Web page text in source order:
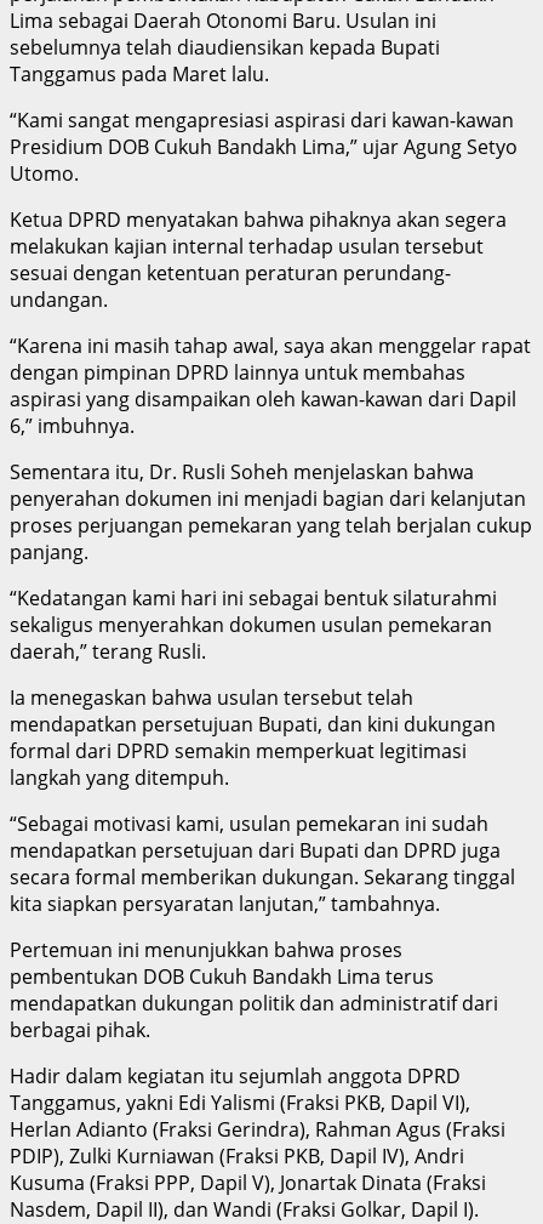
Lima sebagai Daerah Otonomi Baru. Usulan ini
sebelumnya telah diaudiensikan kepada Bupati
Tanggamus pada Maret lalu.
“Kami sangat mengapresiasi aspirasi dari kawan-kawan
Presidium DOB Cukuh Bandakh Lima,” ujar Agung Setyo
Utomo.
Ketua DPRD menyatakan bahwa pihaknya akan segera
melakukan kajian internal terhadap usulan tersebut
sesuai dengan ketentuan peraturan perundang-
undangan.
“Karena ini masih tahap awal, saya akan menggelar rapat
dengan pimpinan DPRD lainnya untuk membahas
aspirasi yang disampaikan oleh kawan-kawan dari Dapil
6,” imbuhnya.
Sementara itu, Dr. Rusli Soheh menjelaskan bahwa
penyerahan dokumen ini menjadi bagian dari kelanjutan
proses perjuangan pemekaran yang telah berjalan cukup
panjang.
“Kedatangan kami hari ini sebagai bentuk silaturahmi
sekaligus menyerahkan dokumen usulan pemekaran
daerah,” terang Rusli.
Ia menegaskan bahwa usulan tersebut telah
mendapatkan persetujuan Bupati, dan kini dukungan
formal dari DPRD semakin memperkuat legitimasi
langkah yang ditempuh.
“Sebagai motivasi kami, usulan pemekaran ini sudah
mendapatkan persetujuan dari Bupati dan DPRD juga
secara formal memberikan dukungan. Sekarang tinggal
kita siapkan persyaratan lanjutan,” tambahnya.
Pertemuan ini menunjukkan bahwa proses
pembentukan DOB Cukuh Bandakh Lima terus
mendapatkan dukungan politik dan administratif dari
berbagai pihak.
Hadir dalam kegiatan itu sejumlah anggota DPRD
Tanggamus, yakni Edi Yalismi (Fraksi PKB, Dapil VI),
Herlan Adianto (Fraksi Gerindra), Rahman Agus (Fraksi
PDIP), Zulki Kurniawan (Fraksi PKB, Dapil IV), Andri
Kusuma (Fraksi PPP, Dapil V), Jonartak Dinata (Fraksi
Nasdem, Dapil II), dan Wandi (Fraksi Golkar, Dapil I).